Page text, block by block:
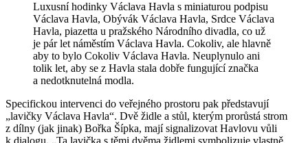
Luxusní hodinky Václava Havla s miniaturou podpisu
Václava Havla, Obývák Václava Havla, Srdce Václava
Havla, piazetta u pražského Národního divadla, co už
je pár let náměstím Václava Havla. Cokoliv, ale hlavně
aby to bylo Cokoliv Václava Havla. Neuplynulo ani
tolik let, aby se z Havla stala dobře fungující značka
a nedotknutelná modla.
Specifickou intervenci do veřejného prostoru pak představují
„lavičky Václava Havla“. Dvě židle a stůl, kterým prorůstá strom
z dílny (jak jinak) Bořka Šípka, mají signalizovat Havlovu vůli